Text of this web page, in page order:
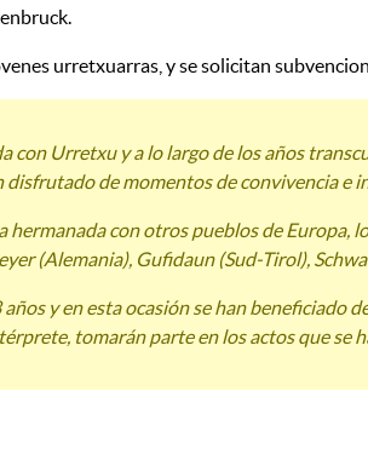
urretxuarras, y se solicitan
con Urretxu y a lo largo de los años
disfrutado de momentos de convivencia e
hermanada con otros pueblos de
(Alemania), Gufidaun (Sud-Tirol),
y en esta ocasión se han
tomarán parte en los actos que se